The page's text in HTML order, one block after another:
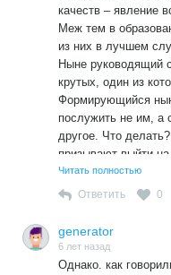
качеств – явление
Меж тем в
из них в лучшем
Ныне руководящий
крутых, один из
Формирующийся
послужить не им, а
другое. Что
призывают выйти
«электронном
власть
трогать, давайте
Читать полностью
Ответить 0
generator
6 лет назад
Однако. как